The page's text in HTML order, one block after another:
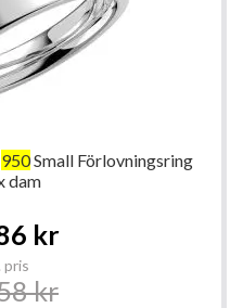
950Small Förlovningsring
dam
kr
pris
kr